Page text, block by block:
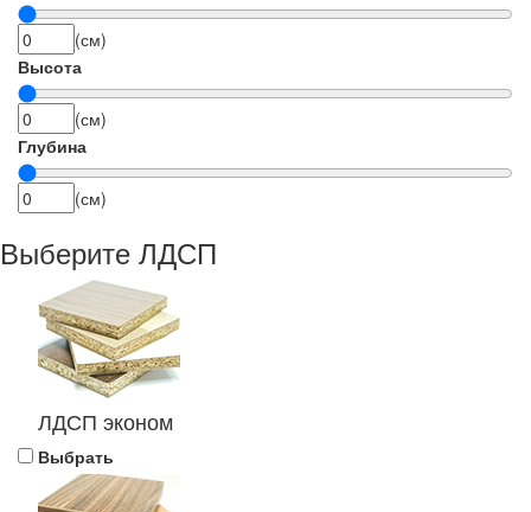
(см)
Высота
(см)
Глубина
(см)
Выберите ЛДСП
ЛДСП эконом
Выбрать